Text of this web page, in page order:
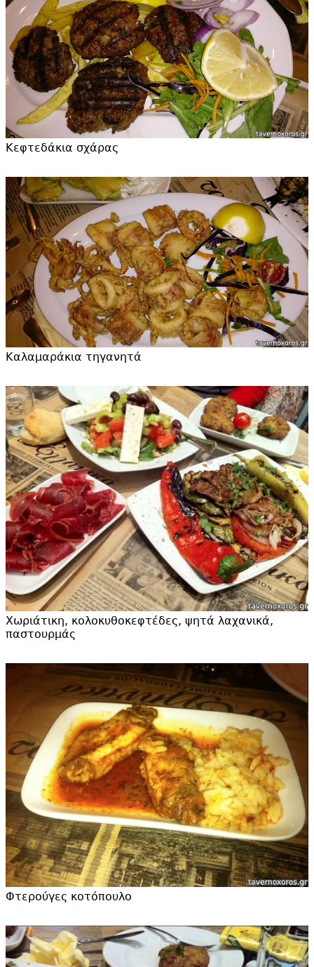
Κεφτεδάκια σχάρας
Καλαμαράκια τηγανητά
Χωριάτικη, κολοκυθοκεφτέδες, ψητά λαχανικά,
παστουρμάς
Φτερούγες κοτόπουλο